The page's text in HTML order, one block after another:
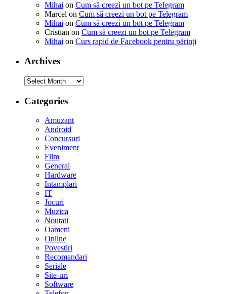
Mihai on Cum să creezi un bot pe Telegram
Marcel on Cum să creezi un bot pe Telegram
Mihai on Cum să creezi un bot pe Telegram
Cristian on Cum să creezi un bot pe Telegram
Mihai on Curs rapid de Facebook pentru părinți
Archives
Archives
Categories
Amuzant
Android
Concursuri
Eveniment
Film
General
Hardware
Intamplari
IT
Jocuri
Muzica
Noutati
Oameni
Online
Povestiri
Recomandari
Seriale
Site-uri
Software